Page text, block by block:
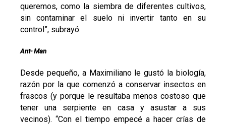
queremos, como la siembra de diferentes cultivos,
sin contaminar el suelo ni invertir tanto en su
control”, subrayó.
Ant- Man
Desde pequeño, a Maximiliano le gustó la biología,
razón por la que comenzó a conservar insectos en
frascos (y porque le resultaba menos costoso que
tener una serpiente en casa y asustar a sus
vecinos). “Con el tiempo empecé a hacer crías de